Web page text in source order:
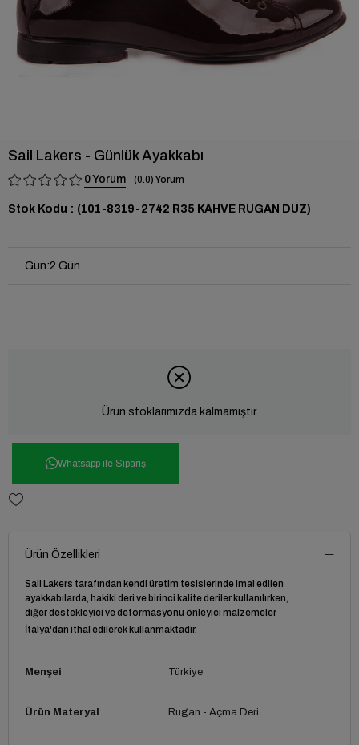
Sail Lakers - Günlük Ayakkabı
0 0.0
Stok Kodu (101-8319-2742 R35 KAHVE RUGAN DUZ)
Gün:2 Gün
Ürün stoklarımızda kalmamıştır.
Whatsapp ile Sipariş
Ürün Özellikleri
Sail Lakers tarafından kendi üretim tesislerinde imal edilen
ayakkabılarda, hakiki deri ve birinci kalite deriler kullanılırken,
diğer destekleyici ve deformasyonu önleyici malzemeler
İtalya'dan ithal edilerek kullanmaktadır.
Menşei Türkiye
Ürün Materyal Rugan - Açma Deri